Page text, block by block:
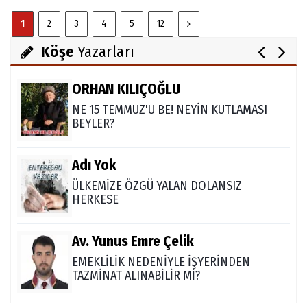
1 2 3 4 5 12
Köşe Yazarları
Abdullah Gözaydın
ALLAH cc. MUCİZE YARATMAZ.
ORHAN KILIÇOĞLU
NE 15 TEMMUZ'U BE! NEYİN KUTLAMASI
BEYLER?
Adı Yok
ÜLKEMİZE ÖZGÜ YALAN DOLANSIZ
HERKESE
Av. Yunus Emre Çelik
EMEKLİLİK NEDENİYLE İŞYERİNDEN
TAZMİNAT ALINABİLİR Mİ?